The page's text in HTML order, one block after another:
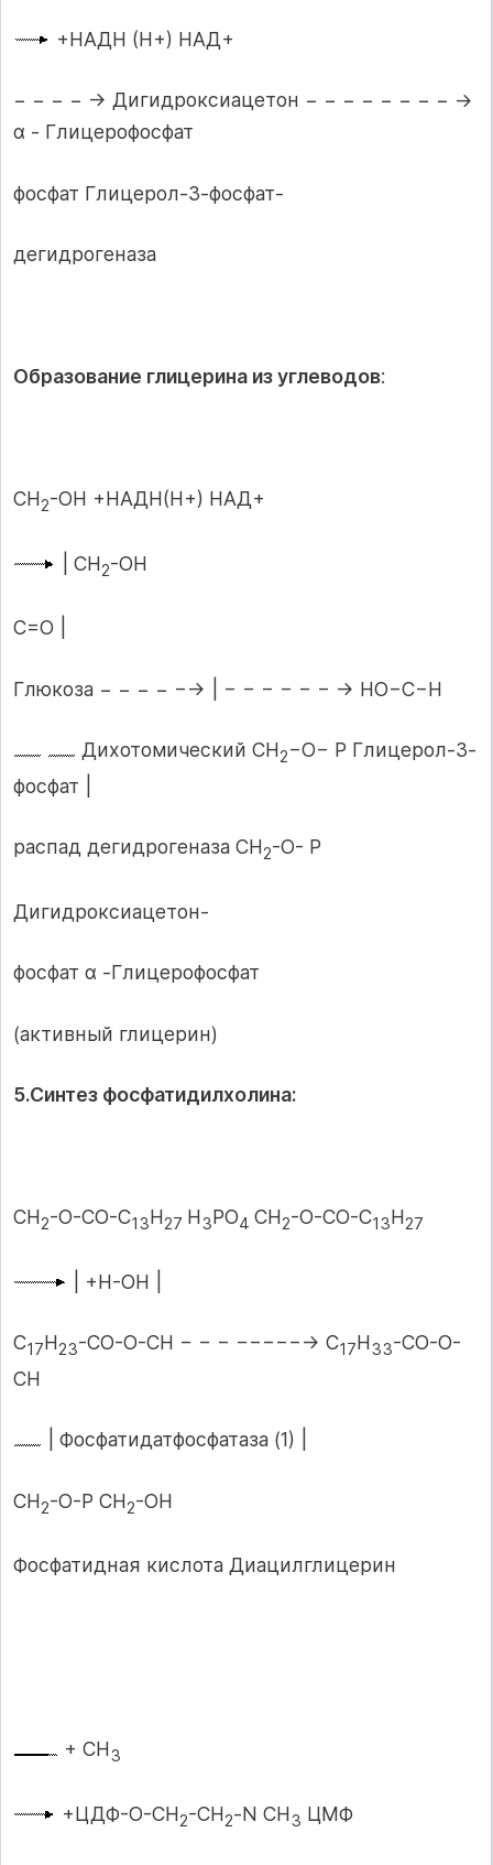
+НАДН (Н+) НАД+
− − − − → Дигидроксиацетон − − − − − − − − →
α - Глицерофосфат
фосфат Глицерол-3-фосфат-
дегидрогеназа
Образование глицерина из углеводов:
СН2-ОН +НАДН(Н+) НАД+
| СН2-ОН
С=О |
Глюкоза − − − − −→ | − − − − − − → НО−C−H
Дихотомический СН2−О− Р Глицерол-3-
фосфат |
распад дегидрогеназа СН2-О- Р
Дигидроксиацетон-
фосфат α -Глицерофосфат
(активный глицерин)
5.Синтез фосфатидилхолина:
СН2-О-СО-С13Н27 Н3РО4 СН2-О-СО-С13Н27
| +Н-ОН |
С17Н23-СО-О-СН − − − −−−−−→ С17Н33-СО-О-
СН
| Фосфатидатфосфатаза (1) |
СН2-О-Р СН2-ОН
Фосфатидная кислота Диацилглицерин
+ СН3
+ЦДФ-О-СН2-СН2-N СН3 ЦМФ